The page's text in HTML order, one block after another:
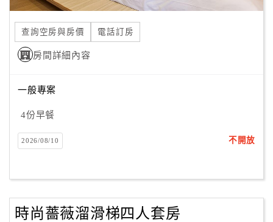
合
作
提
案
店
作
商
合
查詢空房與房價 電話訂房
房間詳細內容
一般專案
4份早餐
2026/08/10 不開放
時尚薔薇溜滑梯四人套房